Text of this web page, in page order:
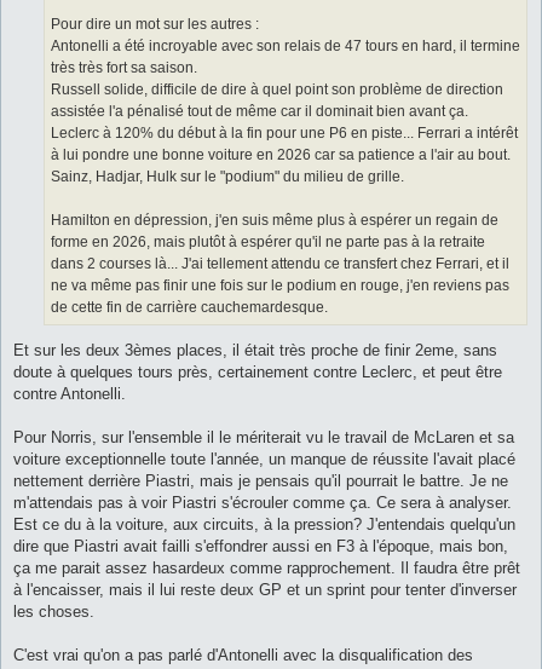
Pour dire un mot sur les autres :
Antonelli a été incroyable avec son relais de 47 tours en hard, il termine
très très fort sa saison.
Russell solide, difficile de dire à quel point son problème de direction
assistée l'a pénalisé tout de même car il dominait bien avant ça.
Leclerc à 120% du début à la fin pour une P6 en piste... Ferrari a intérêt
à lui pondre une bonne voiture en 2026 car sa patience a l'air au bout.
Sainz, Hadjar, Hulk sur le "podium" du milieu de grille.
Hamilton en dépression, j'en suis même plus à espérer un regain de
forme en 2026, mais plutôt à espérer qu'il ne parte pas à la retraite
dans 2 courses là... J'ai tellement attendu ce transfert chez Ferrari, et il
ne va même pas finir une fois sur le podium en rouge, j'en reviens pas
de cette fin de carrière cauchemardesque.
Et sur les deux 3èmes places, il était très proche de finir 2eme, sans
doute à quelques tours près, certainement contre Leclerc, et peut être
contre Antonelli.
Pour Norris, sur l'ensemble il le mériterait vu le travail de McLaren et sa
voiture exceptionnelle toute l'année, un manque de réussite l'avait placé
nettement derrière Piastri, mais je pensais qu'il pourrait le battre. Je ne
m'attendais pas à voir Piastri s'écrouler comme ça. Ce sera à analyser.
Est ce du à la voiture, aux circuits, à la pression? J'entendais quelqu'un
dire que Piastri avait failli s'effondrer aussi en F3 à l'époque, mais bon,
ça me parait assez hasardeux comme rapprochement. Il faudra être prêt
à l'encaisser, mais il lui reste deux GP et un sprint pour tenter d'inverser
les choses.
C'est vrai qu'on a pas parlé d'Antonelli avec la disqualification des